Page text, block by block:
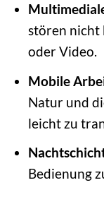
stören nicht
oder Video.
Mobile
Natur und
leicht zu
Bedienung